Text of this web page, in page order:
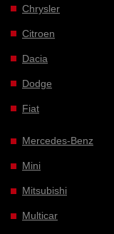
Chrysler
Citroen
Dacia
Dodge
Fiat
Mercedes-Benz
Mini
Mitsubishi
Multicar